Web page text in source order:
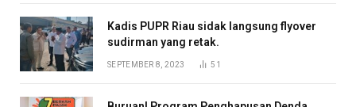
Kadis PUPR Riau sidak langsung flyover
sudirman yang retak.
SEPTEMBER 8, 2023 51